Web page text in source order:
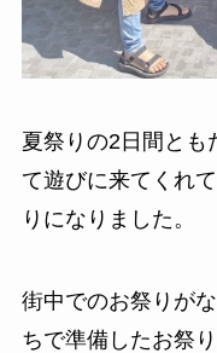
夏祭りの2日間とも
て遊びに来てくれ
りになりました。
街中でのお祭りが
ちで準備したお祭